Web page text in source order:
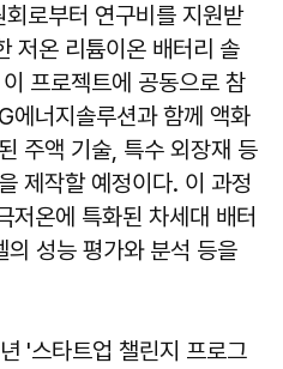
로부터 연구비를 지원받
저온 리튬이온 배터리 솔
프로젝트에 공동으로 참
에너지솔루션과 함께 액화
주액 기술, 특수 외장재 등
제작할 예정이다. 이 과정
저온에 특화된 차세대 배터
의 성능 평가와 분석 등을
'스타트업 챌린지 프로그